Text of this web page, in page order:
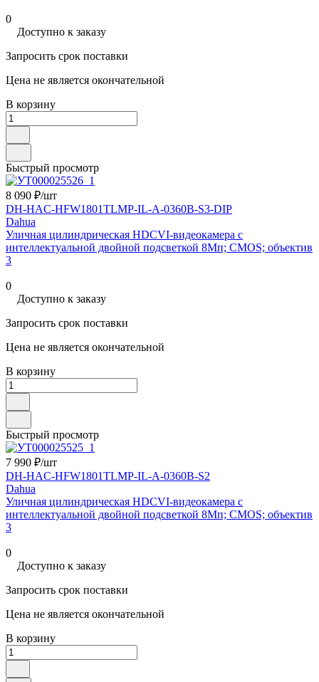
0
Доступно к заказу
Запросить срок поставки
Цена не является окончательной
В корзину
Быстрый просмотр
8 090 ₽/шт
DH-HAC-HFW1801TLMP-IL-A-0360B-S3-DIP
Dahua
Уличная цилиндрическая HDCVI-видеокамера с
интеллектуальной двойной подсветкой 8Мп; CMOS; объектив
3
0
Доступно к заказу
Запросить срок поставки
Цена не является окончательной
В корзину
Быстрый просмотр
7 990 ₽/шт
DH-HAC-HFW1801TLMP-IL-A-0360B-S2
Dahua
Уличная цилиндрическая HDCVI-видеокамера с
интеллектуальной двойной подсветкой 8Мп; CMOS; объектив
3
0
Доступно к заказу
Запросить срок поставки
Цена не является окончательной
В корзину